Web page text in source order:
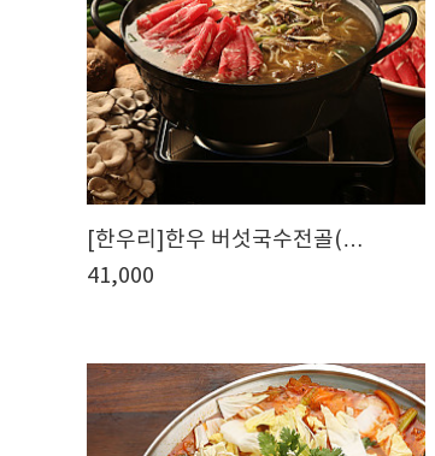
[한우리]한우 버섯국수전골(…
41,000